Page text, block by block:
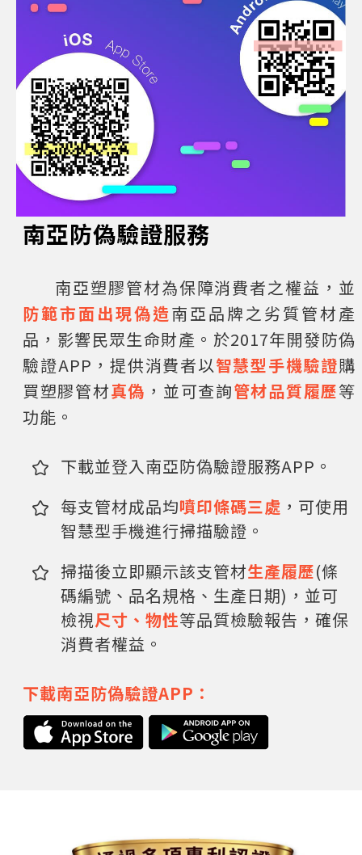
南亞防偽驗證服務
南亞塑膠管材為保障消費者之權益，並
防範市面出現偽造南亞品牌之劣質管材產
品，影響民眾生命財產。於2017年開發防偽
驗證APP，提供消費者以智慧型手機驗證購
買塑膠管材真偽 ，並可查詢管材品質履歷等
功能。
下載並登入南亞防偽驗證服務APP。
每支管材成品均噴印條碼三處 ，可使用
智慧型手機進行掃描驗證。
掃描後立即顯示該支管材生產履歷(條
碼編號、品名規格、生產日期)，並可
檢視尺寸、物性等品質檢驗報告，確保
消費者權益。
下載南亞防偽驗證APP：